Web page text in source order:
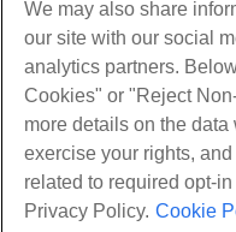
제품
웹 호스팅
비즈니스 호스팅
리셀러 호스팅
화이트 라벨 리셀러
관리되는 리눅스 VPS
관리되지 않는 리눅스 VPS
서비스
웹 사이트 마이그레이션
커뮤니티
제품 문서
회사
회사 소개
We may also share
our site with our social
analytics partners.
Cookies" or "Reject
more details on the
exercise your rights,
related to required opt-
Privacy Policy. Cookie